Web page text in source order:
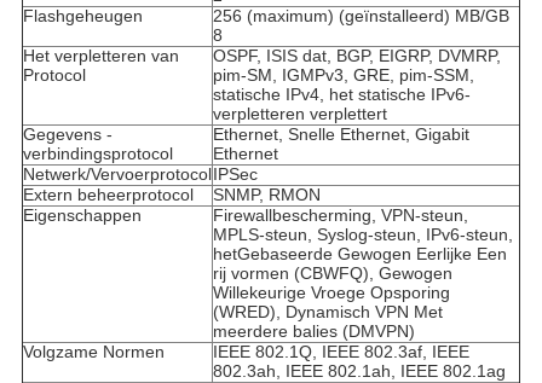
Flashgeheugen
256 (maximum) (geïnstalleerd) MB/GB
8
Het verpletteren van
Protocol
OSPF, ISIS dat, BGP, EIGRP, DVMRP,
pim-SM, IGMPv3, GRE, pim-SSM,
statische IPv4, het statische IPv6-
verpletteren verplettert
Gegevens -
verbindingsprotocol
Ethernet, Snelle Ethernet, Gigabit
Ethernet
Netwerk/VervoerprotocolIPSec
Extern beheerprotocol
SNMP, RMON
Eigenschappen
Firewallbescherming, VPN-steun,
MPLS-steun, Syslog-steun, IPv6-steun,
hetGebaseerde Gewogen Eerlijke Een
rij vormen (CBWFQ), Gewogen
Willekeurige Vroege Opsporing
(WRED), Dynamisch VPN Met
meerdere balies (DMVPN)
Volgzame Normen
IEEE 802.1Q, IEEE 802.3af, IEEE
802.3ah, IEEE 802.1ah, IEEE 802.1ag